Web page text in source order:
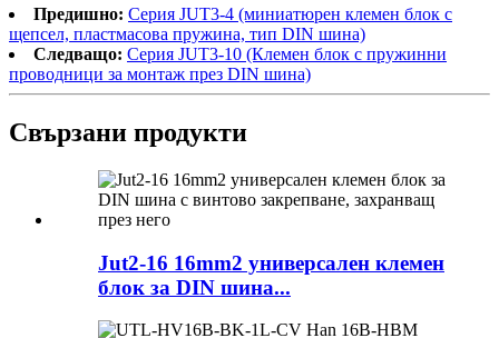
Предишно: Серия JUT3-4 (миниатюрен клемен блок с
щепсел, пластмасова пружина, тип DIN шина)
Следващо: Серия JUT3-10 (Клемен блок с пружинни
проводници за монтаж през DIN шина)
Свързани продукти
Jut2-16 16mm2 универсален клемен
блок за DIN шина...